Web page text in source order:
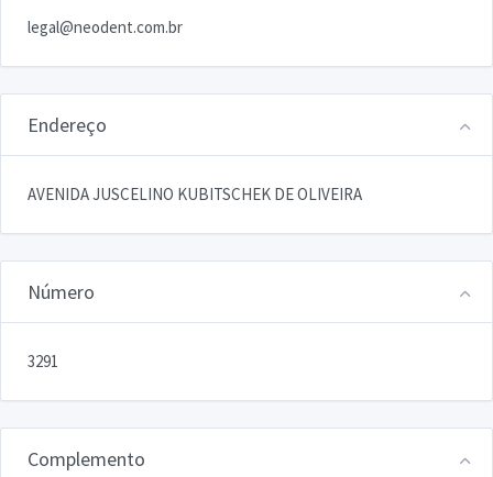
legal@neodent.com.br
Endereço
AVENIDA JUSCELINO KUBITSCHEK DE OLIVEIRA
Número
3291
Complemento